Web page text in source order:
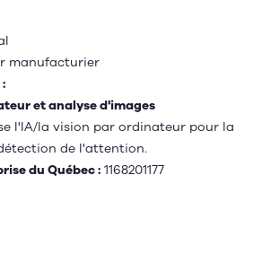
manufacturier
et analyse d'images
l'IA/la vision par ordinateur pour la
de l'attention.
du Québec : 1168201177